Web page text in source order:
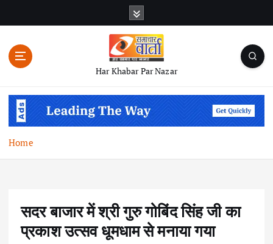
n
Har Khabar Par Nazar
Home
सदर बाजार में श्री गुरु गोबिंद सिंह जी का
प्रकाश उत्सव धूमधाम से मनाया गया